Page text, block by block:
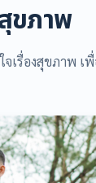
ขภาพ
เรื่องสุขภาพ เ